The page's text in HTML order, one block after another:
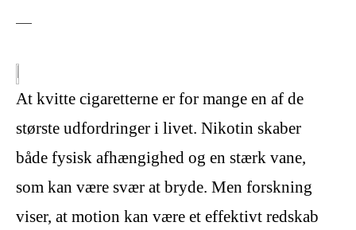
At kvitte cigaretterne er for mange en af de
største udfordringer i livet. Nikotin skaber
både fysisk afhængighed og en stærk vane,
som kan være svær at bryde. Men forskning
viser, at motion kan være et effektivt redskab